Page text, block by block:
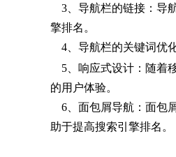
3、导航栏的链接：导
擎排名。
4、导航栏的关键词优
5、响应式设计：随着
的用户体验。
6、面包屑导航：面包
助于提高搜索引擎排名。